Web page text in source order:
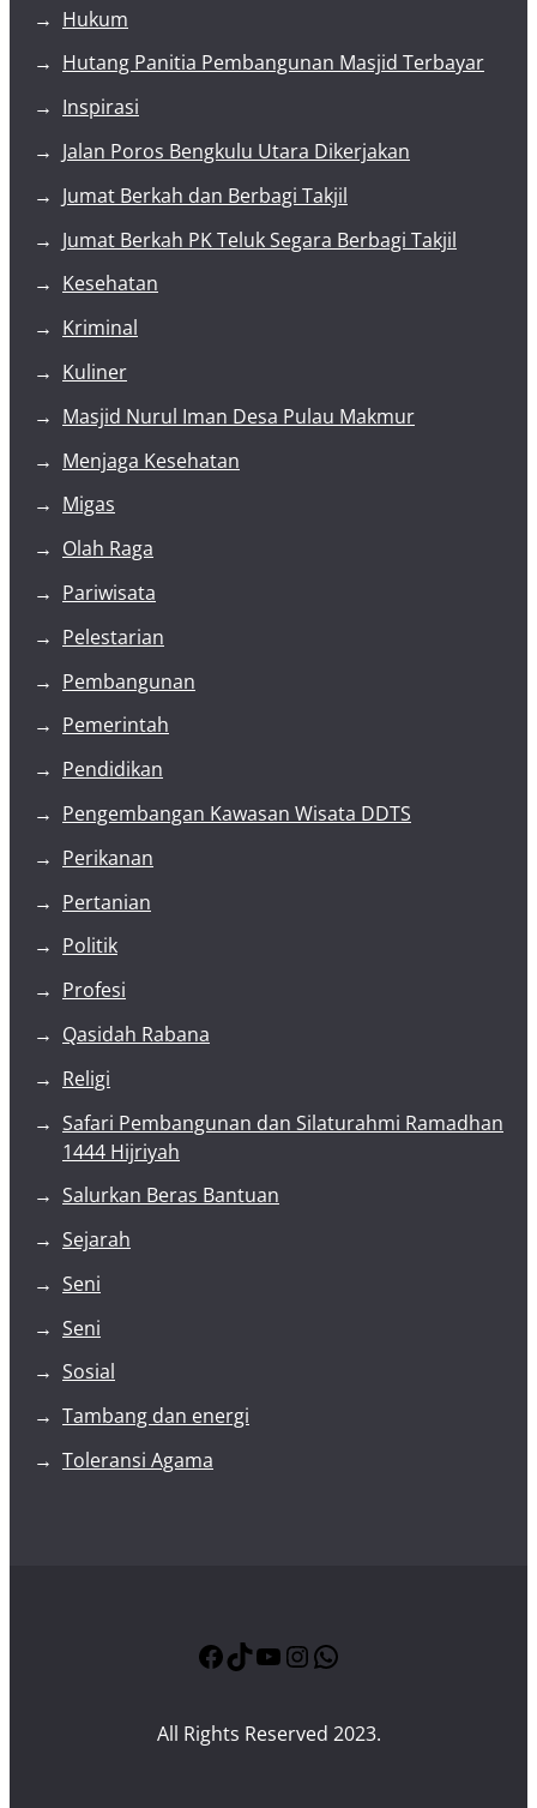
Hukum
Hutang Panitia Pembangunan Masjid Terbayar
Inspirasi
Jalan Poros Bengkulu Utara Dikerjakan
Jumat Berkah dan Berbagi Takjil
Jumat Berkah PK Teluk Segara Berbagi Takjil
Kesehatan
Kriminal
Kuliner
Masjid Nurul Iman Desa Pulau Makmur
Menjaga Kesehatan
Migas
Olah Raga
Pariwisata
Pelestarian
Pembangunan
Pemerintah
Pendidikan
Pengembangan Kawasan Wisata DDTS
Perikanan
Pertanian
Politik
Profesi
Qasidah Rabana
Religi
Safari Pembangunan dan Silaturahmi Ramadhan
1444 Hijriyah
Salurkan Beras Bantuan
Sejarah
Seni
Seni
Sosial
Tambang dan energi
Toleransi Agama
Facebook
TikTok
YouTube
Instagram
WhatsApp
All Rights Reserved 2023.